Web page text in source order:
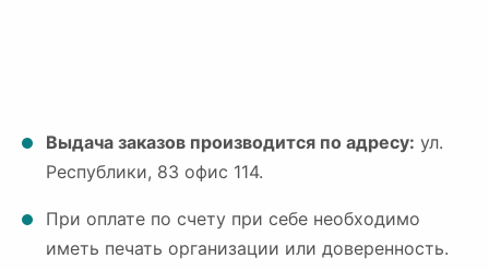
Выдача заказов производится по адресу: ул.
Республики, 83 офис 114.
При оплате по счету при себе необходимо
иметь печать организации или доверенность.